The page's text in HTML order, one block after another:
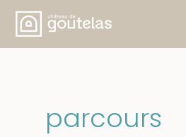
Aller
contenu
parcours